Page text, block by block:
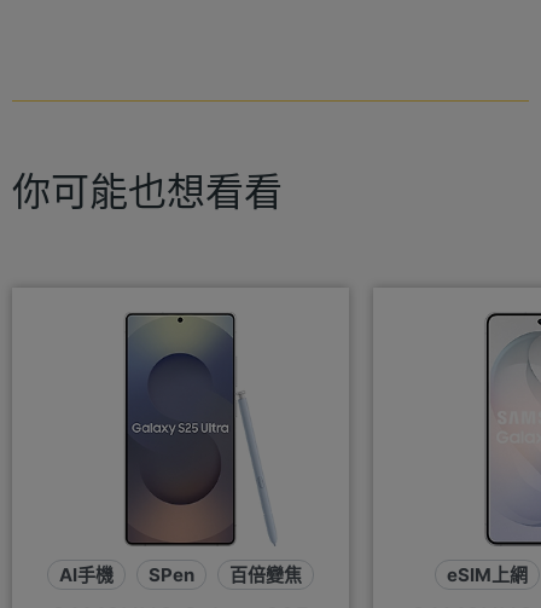
你可能也想看看
AI手機 SPen 百倍變焦
eSIM上網